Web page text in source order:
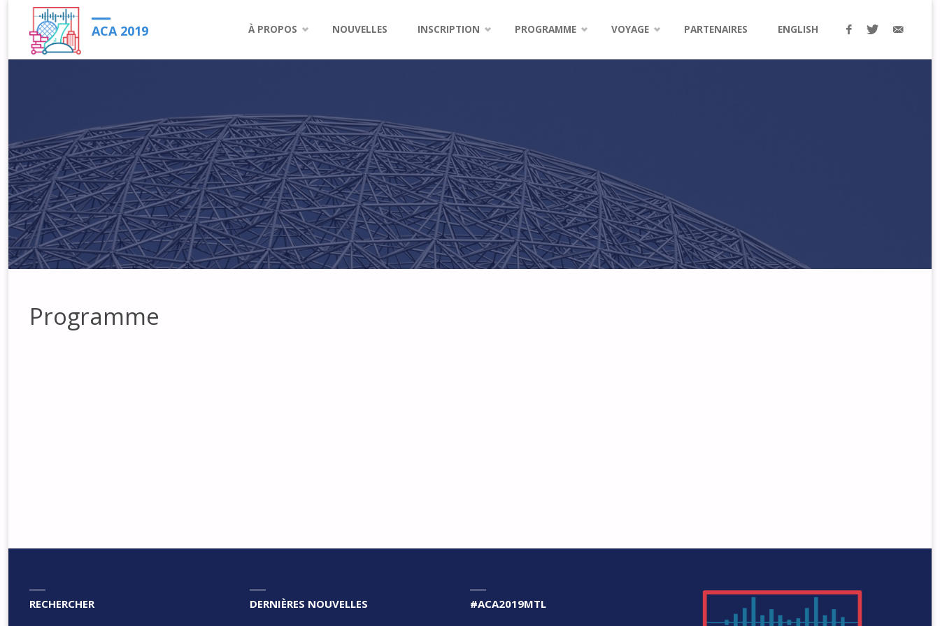
ACA 2019 À PROPOS NOUVELLES INSCRIPTION PROGRAMME VOYAGE PARTENAIRES ENGLISH
Programme
RECHERCHER DERNIÈRES NOUVELLES #ACA2019MTL